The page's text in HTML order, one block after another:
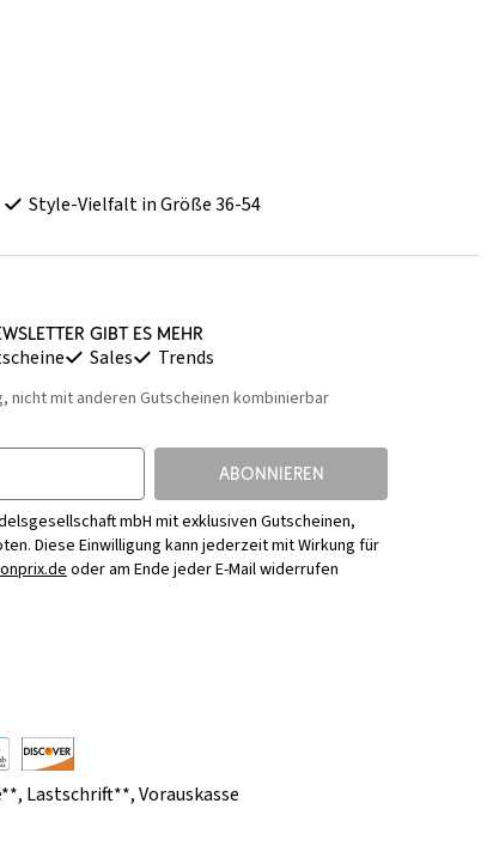
Style-Vielfalt in Größe 36-54
gibt es mehr
Sales Trends
nicht mit anderen Gutscheinen kombinierbar
ABONNIEREN
mbH mit exklusiven Gutscheinen,
Diese Einwilligung kann jederzeit mit Wirkung für
oder am Ende jeder E-Mail widerrufen
, Lastschrift**,Vorauskasse